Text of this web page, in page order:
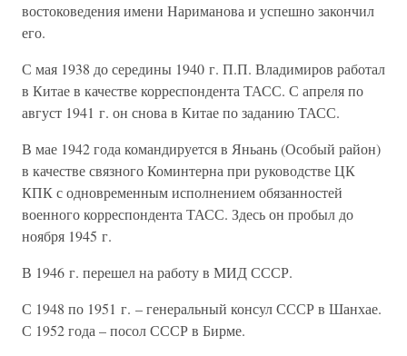
востоковедения имени Нариманова и успешно закончил
его.
С мая 1938 до середины 1940 г. П.П. Владимиров работал
в Китае в качестве корреспондента ТАСС. С апреля по
август 1941 г. он снова в Китае по заданию ТАСС.
В мае 1942 года командируется в Яньань (Особый район)
в качестве связного Коминтерна при руководстве ЦК
КПК с одновременным исполнением обязанностей
военного корреспондента ТАСС. Здесь он пробыл до
ноября 1945 г.
В 1946 г. перешел на работу в МИД СССР.
С 1948 по 1951 г. – генеральный консул СССР в Шанхае.
С 1952 года – посол СССР в Бирме.